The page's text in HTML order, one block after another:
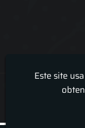
Lira Luz
Este site